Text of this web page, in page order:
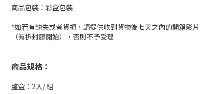
商品包裝：彩盒包裝
*如若有缺失或者貨損，請提供收到貨物後七天之內的開箱影片
（有拆封膠開始），否則不予受理
商品規格：
整盒：2入/ 組